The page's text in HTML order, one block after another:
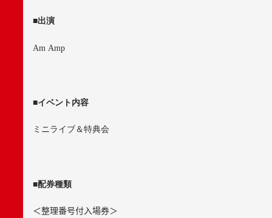
■出演
Am Amp
■イベント内容
ミニライブ＆特典会
■配券種類
＜整理番号付入場券＞